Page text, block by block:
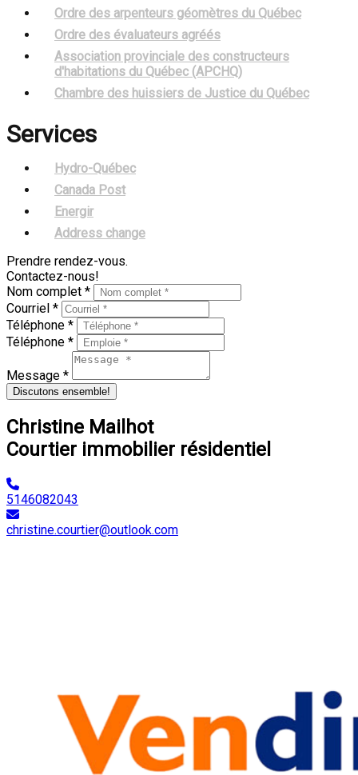
Ordre des arpenteurs géomètres du Québec
Ordre des évaluateurs agréés
Association provinciale des constructeurs
d'habitations du Québec (APCHQ)
Chambre des huissiers de Justice du Québec
Services
Hydro-Québec
Canada Post
Energir
Address change
Prendre rendez-vous.
Contactez-nous!
Nom complet *
Courriel *
Téléphone *
Téléphone *
Message *
Discutons ensemble!
Christine Mailhot
Courtier immobilier résidentiel
5146082043
christine.courtier@outlook.com